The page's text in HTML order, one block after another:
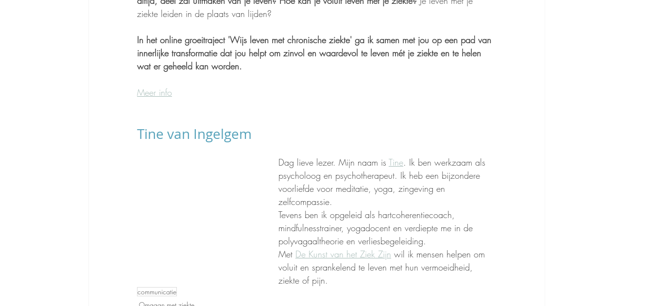
ziekte leiden in de plaats van lijden?
In het online groeitraject 'Wijs leven met chronische ziekte' ga ik samen met jou op een pad van
innerlijke transformatie dat jou helpt om zinvol en waardevol te leven mét je ziekte en te helen
wat er geheeld kan worden.
Meer info
Tine van Ingelgem
Dag lieve lezer. Mijn naam is Tine. Ik ben werkzaam als
psycholoog en psychotherapeut. Ik heb een bijzondere
voorliefde voor meditatie, yoga, zingeving en
zelfcompassie.
Tevens ben ik opgeleid als hartcoherentiecoach,
mindfulnesstrainer, yogadocent en verdiepte me in de
polyvagaaltheorie en verliesbegeleiding.
Met De Kunst van het Ziek Zijn wil ik mensen helpen om
voluit en sprankelend te leven met hun vermoeidheid,
ziekte of pijn.
communicatie